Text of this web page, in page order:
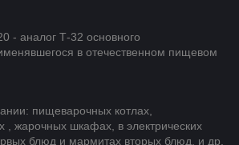
- аналог Т-32 основного
в отечественном пищевом
пищеварочных котлах,
, жарочных шкафах, в электрических
блюд и мармитах вторых блюд, и др.